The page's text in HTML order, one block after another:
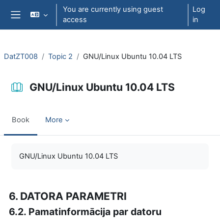
Skip to main content
You are currently using guest
access
Log
in
DatZT008 Topic 2 GNU/Linux Ubuntu 10.04 LTS
GNU/Linux Ubuntu 10.04 LTS
Book More
GNU/Linux Ubuntu 10.04 LTS
6. DATORA PARAMETRI
6.2. Pamatinformācija par datoru